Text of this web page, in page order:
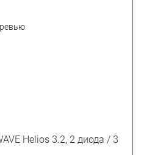
Helios 3.2, 2 диода / 3